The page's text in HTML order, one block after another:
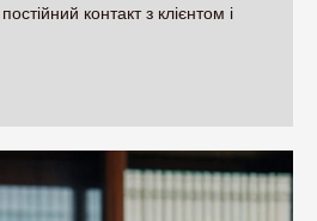
контакт з клієнтом і